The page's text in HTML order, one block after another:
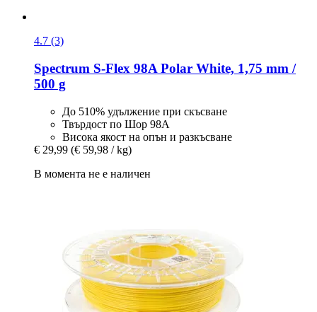
4.7 (3)
Spectrum S-​Flex 98A Polar White, 1,75 mm /
500 g
До 510% удължение при скъсване
Твърдост по Шор 98A
Висока якост на опън и разкъсване
€ 29,99 (€ 59,98 / kg)
В момента не е наличен